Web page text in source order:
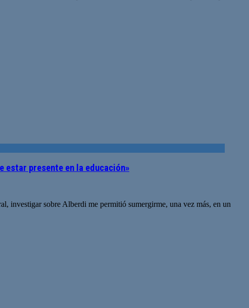
presente en la educación»
investigar sobre Alberdi me permitió sumergirme, una vez más, en un